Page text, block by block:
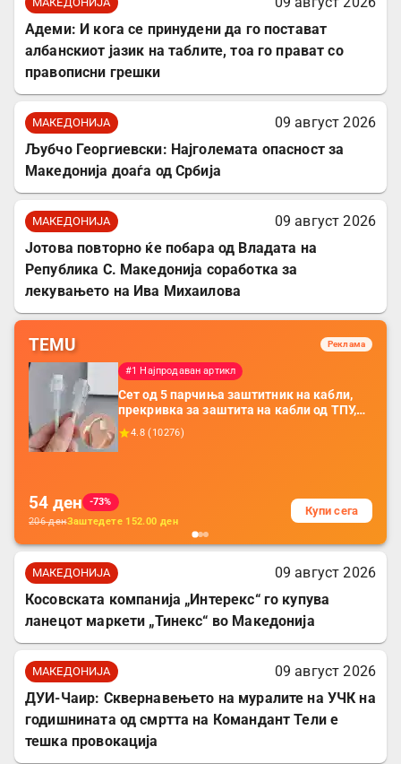
Адеми: И кога се принудени да го постават
албанскиот јазик на таблите, тоа го прават со
правописни грешки
МАКЕДОНИЈА
09 август 2026
Љубчо Георгиевски: Најголемата опасност за
Македонија доаѓа од Србија
МАКЕДОНИЈА
09 август 2026
Јотова повторно ќе побара од Владата на
Република С. Македонија соработка за
лекувањето на Ива Михаилова
TEMU Реклама
#1 Најпродаван артикл
Сет од 5 парчиња заштитник на кабли,
прекривка за заштита на кабли од ТПУ,
додатоци за заштита на кабли, без
батерија, за мобилни телефони, комплет
4.8 (10276)
54 ден
-73%
206денЗаштедете 152.00 ден
Купи сега
МАКЕДОНИЈА
09 август 2026
Косовската компанија „Интерекс“ го купува
ланецот маркети „Тинекс“ во Македонија
МАКЕДОНИЈА
09 август 2026
ДУИ-Чаир: Сквернавењето на муралите на УЧК на
годишнината од смртта на Командант Тели е
тешка провокација